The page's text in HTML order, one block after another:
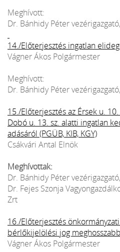
Meghívott:
Dr. Bánhidy Péter
14./Előterjesztés ingatlan
Vágner Ákos Polgármester
Meghívott:
Dr. Bánhidy Péter
15./Előterjesztés az Érsek u.
Dobó u. 13. sz. alatti ingatlan
adásáról (PGÜB, KIB, KGY)
Csákvári Antal Elnök
Meghívottak:
Dr. Bánhidy Péter
Dr. Fejes Szonja
Zrt
16./Előterjesztés
bérlőkijelölési jog
Vágner Ákos Polgármester